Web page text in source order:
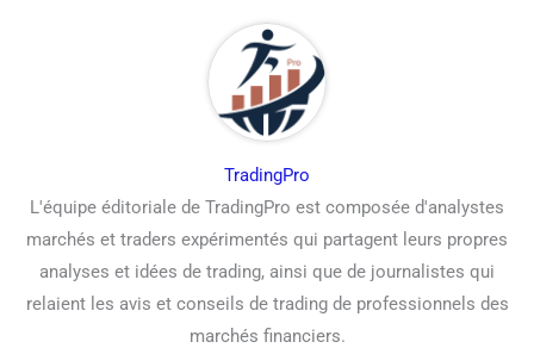
TradingPro
L'équipe éditoriale de TradingPro est composée d'analystes
marchés et traders expérimentés qui partagent leurs propres
analyses et idées de trading, ainsi que de journalistes qui
relaient les avis et conseils de trading de professionnels des
marchés financiers.